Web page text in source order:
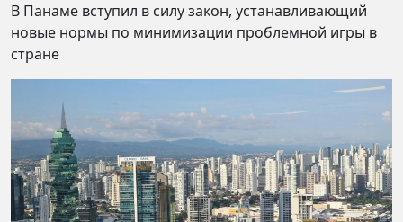
В Панаме вступил в силу закон, устанавливающий
новые нормы по минимизации проблемной игры в
стране